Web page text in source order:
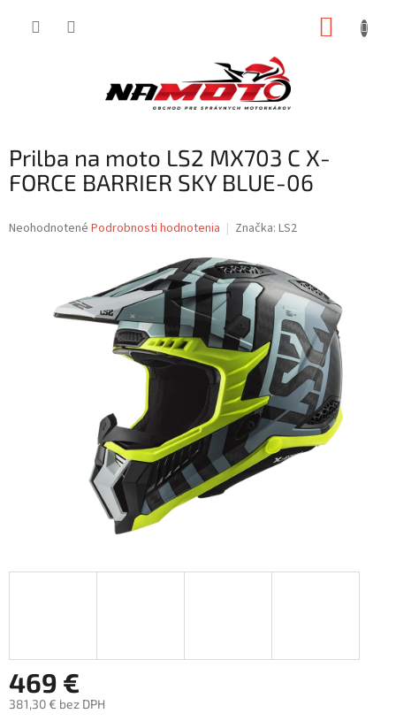
Prilba na moto LS2 MX703 C X-
FORCE BARRIER SKY BLUE-06
Priemerné
Neohodnotené Podrobnosti hodnotenia Značka: LS2
469 €
381,30 € bez DPH